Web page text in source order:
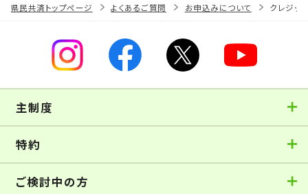
県民共済トップページ よくあるご質問 お申込みについて クレジッ
主制度
特約
ご検討中の方